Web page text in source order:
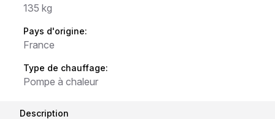
135 kg
Pays d'origine:
France
Type de chauffage:
Pompe à chaleur
Description